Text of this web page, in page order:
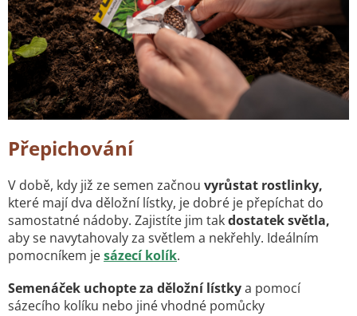
Přepichování
V době, kdy již ze semen začnou vyrůstat rostlinky,
které mají dva děložní lístky, je dobré je přepíchat do
samostatné nádoby. Zajistíte jim takdostatek světla,
aby se navytahovaly za světlem a nekřehly. Ideálním
pomocníkem jesázecí kolík.
Semenáček uchopte za děložní lístkya pomocí
sázecího kolíku nebo jiné vhodné pomůcky